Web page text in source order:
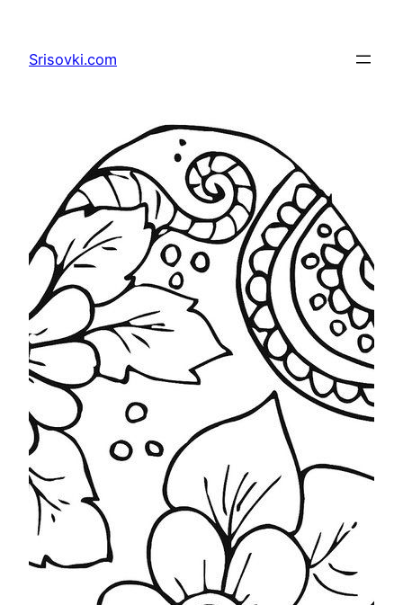
содержимому
Srisovki.com